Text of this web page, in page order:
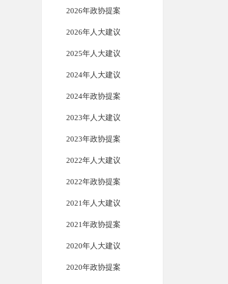
2026年政协提案
2026年人大建议
2025年人大建议
2024年人大建议
2024年政协提案
2023年人大建议
2023年政协提案
2022年人大建议
2022年政协提案
2021年人大建议
2021年政协提案
2020年人大建议
2020年政协提案